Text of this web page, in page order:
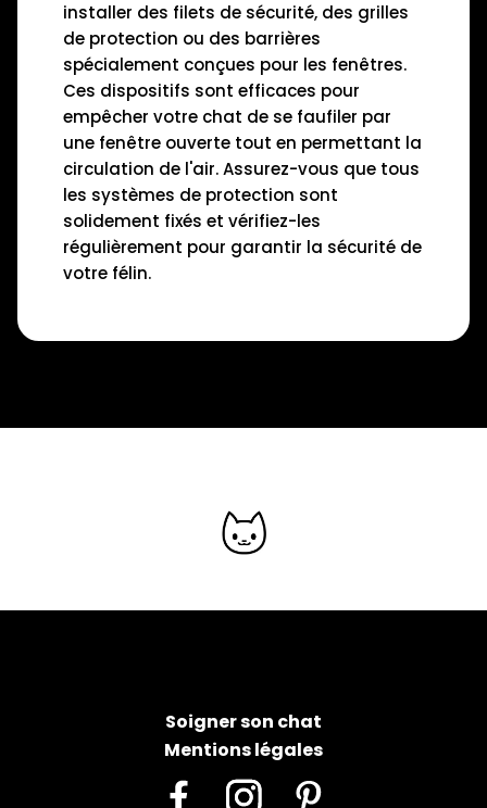
installer des filets de sécurité, des grilles
de protection ou des barrières
spécialement conçues pour les fenêtres.
Ces dispositifs sont efficaces pour
empêcher votre chat de se faufiler par
une fenêtre ouverte tout en permettant la
circulation de l'air. Assurez-vous que tous
les systèmes de protection sont
solidement fixés et vérifiez-les
régulièrement pour garantir la sécurité de
votre félin.
Soigner son chat
Mentions légales
FacebookInstagramPinterest